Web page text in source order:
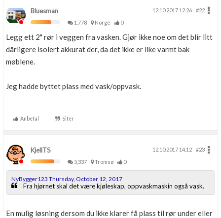
Bluesman 12.10.2017 12.26
#22
1,778
Norge 0
Legg ett 2" rør i veggen fra vasken. Gjør ikke noe om det blir litt
dårligere isolert akkurat der, da det ikke er like varmt bak
møblene.
Jeg hadde byttet plass med vask/oppvask.
Anbefal Siter
KjellTS 12.10.2017 14.12
#23
5,337
Tromsø 0
NyBygger123 Thursday, October 12, 2017
Fra hjørnet skal det være kjøleskap, oppvaskmaskin også vask.
En mulig løsning dersom du ikke klarer få plass til rør under eller